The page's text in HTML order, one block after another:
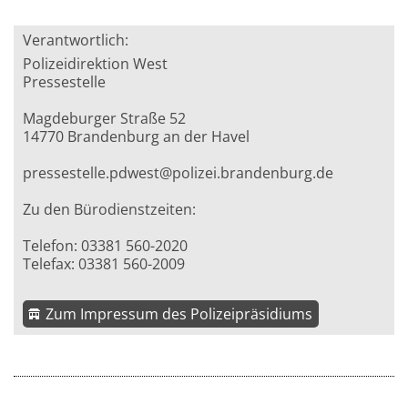
Verantwortlich:
Polizeidirektion West
Pressestelle
Magdeburger Straße 52
14770 Brandenburg an der Havel
pressestelle.pdwest@polizei.brandenburg.de
Zu den Bürodienstzeiten:
Telefon: 03381 560-2020
Telefax: 03381 560-2009
Zum Impressum des Polizeipräsidiums